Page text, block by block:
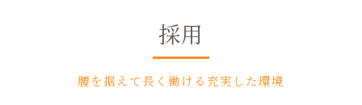
採用
腰を据えて長く働ける充実した環境